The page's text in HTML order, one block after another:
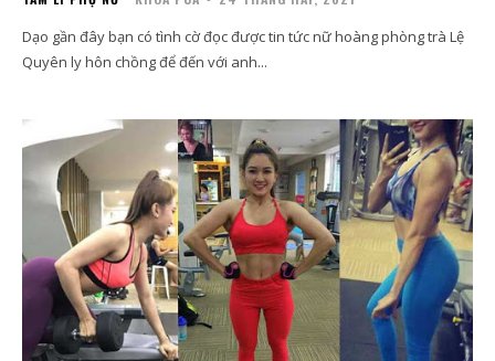
Dạo gần đây bạn có tình cờ đọc được tin tức nữ hoàng phòng trà Lệ
Quyên ly hôn chồng để đến với anh...